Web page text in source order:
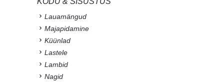
Lauamängud
Majapidamine
Küünlad
Lastele
Lambid
Nagid